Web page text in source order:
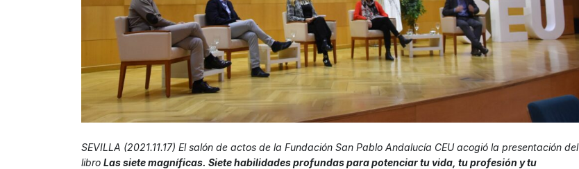
SEVILLA (2021.11.17) El salón de actos de la Fundación San Pablo Andalucía CEU acogió la presentación del
libro Las siete magníficas. Siete habilidades profundas para potenciar tu vida, tu profesión y tu